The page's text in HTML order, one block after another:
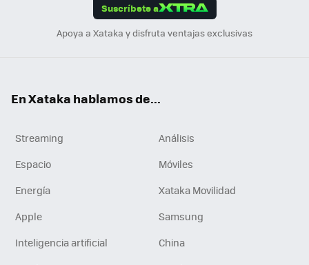
Suscríbete a
Apoya a Xataka y disfruta ventajas exclusivas
En Xataka hablamos de...
Streaming
Análisis
Espacio
Móviles
Energía
Xataka Movilidad
Apple
Samsung
Inteligencia artificial
China